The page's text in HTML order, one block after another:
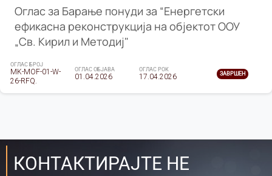
Оглас за Барање понуди за “Енергетски
ефикасна реконструкција на објектот ООУ
„Св. Кирил и Методиј"
ОГЛАС БРОЈ
MK-MOF-01-W-
26-RFQ.
ОГЛАС ОБЈАВА
01.04.2026
ОГЛАС РОК
17.04.2026 ЗАВРШЕН
КОНТАКТИРАЈТЕ НЕ